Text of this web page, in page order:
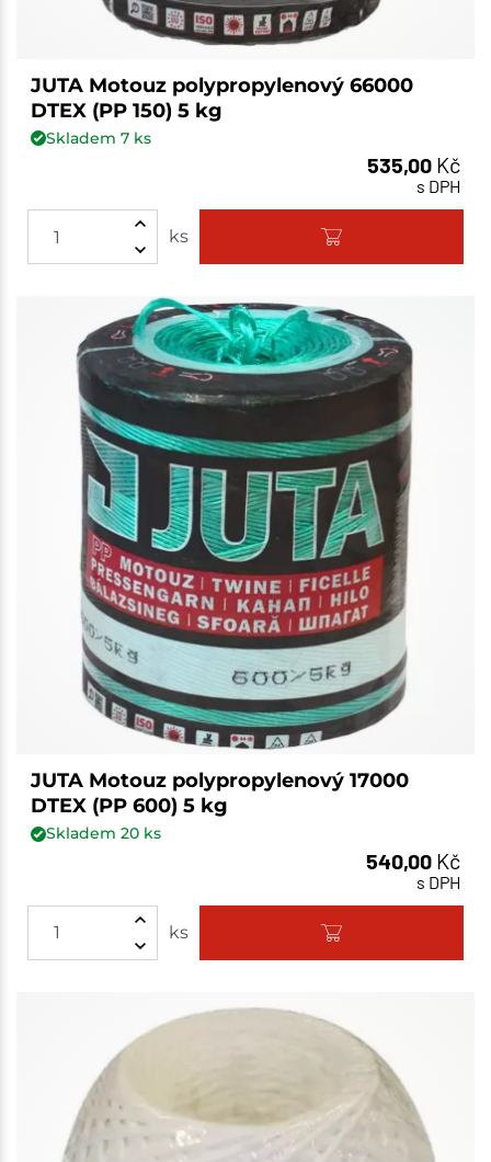
JUTA Motouz polypropylenový 66000
DTEX (PP 150) 5 kg
Skladem 7ks
535,00 Kč
s DPH
ks
JUTA Motouz polypropylenový 17000
DTEX (PP 600) 5 kg
Skladem 20ks
540,00 Kč
s DPH
ks